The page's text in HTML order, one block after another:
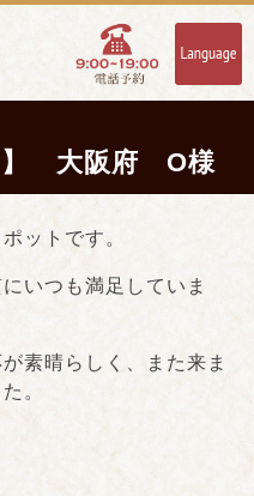
】 大阪府 O様
ットです。
いつも満足していま
素晴らしく、また来ま
。